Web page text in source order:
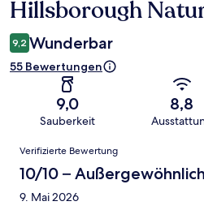
Hillsborough
9,2 Wunderbar
55 Bewertungen
9,0
Sauberkeit
8,8
Bewertungen
Verifizierte Bewertung
10/10 – Außergewöhnlich
9. Mai 2026